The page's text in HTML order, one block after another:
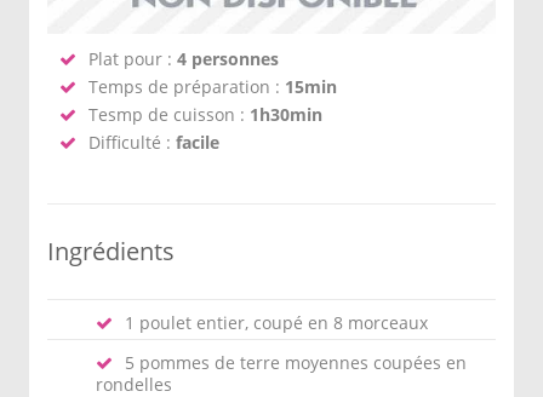
Plat pour : 4 personnes
Temps de préparation : 15min
Tesmp de cuisson : 1h30min
Difficulté : facile
Ingrédients
1 poulet entier, coupé en 8 morceaux
5 pommes de terre moyennes coupées en
rondelles